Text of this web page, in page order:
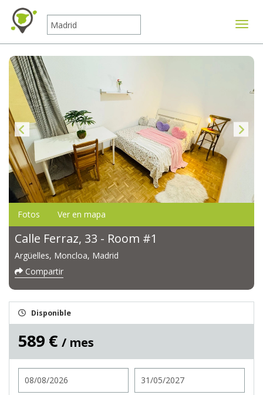
Fotos Ver en mapa
Calle Ferraz, 33 - Room #1
Argüelles, Moncloa, Madrid
Compartir
Disponible
589 € / mes